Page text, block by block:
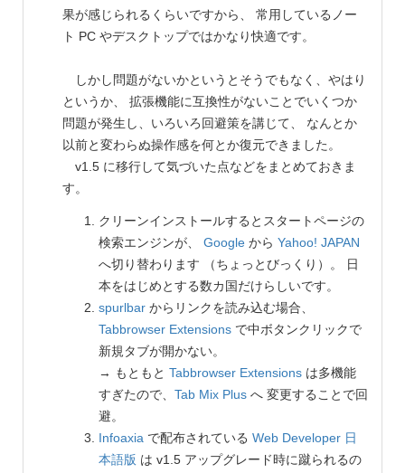
果が感じられるくらいですから、 常用しているノー
ト PC やデスクトップではかなり快適です。
しかし問題がないかというとそうでもなく、やはり
というか、 拡張機能に互換性がないことでいくつか
問題が発生し、いろいろ回避策を講じて、 なんとか
以前と変わらぬ操作感を何とか復元できました。
v1.5 に移行して気づいた点などをまとめておきま
す。
クリーンインストールするとスタートページの
検索エンジンが、 Google から Yahoo! JAPAN
へ切り替わります （ちょっとびっくり）。 日
本をはじめとする数カ国だけらしいです。
spurlbar からリンクを読み込む場合、
Tabbrowser Extensions で中ボタンクリックで
新規タブが開かない。
→ もともと Tabbrowser Extensions は多機能
すぎたので、 Tab Mix Plus へ 変更することで回
避。
Infoaxia で配布されている Web Developer 日
本語版 は v1.5 アップグレード時に蹴られるの